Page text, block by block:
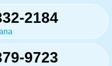
2184
9723